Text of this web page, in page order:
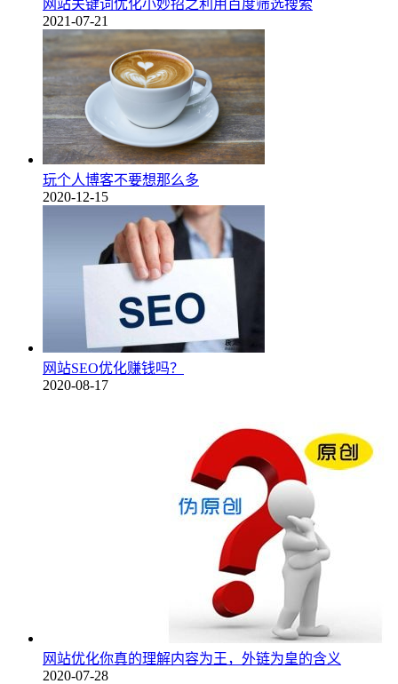
网站关键词优化小妙招之利用百度筛选搜索
2021-07-21
玩个人博客不要想那么多
2020-12-15
网站SEO优化赚钱吗？
2020-08-17
网站优化你真的理解内容为王，外链为皇的含义
2020-07-28